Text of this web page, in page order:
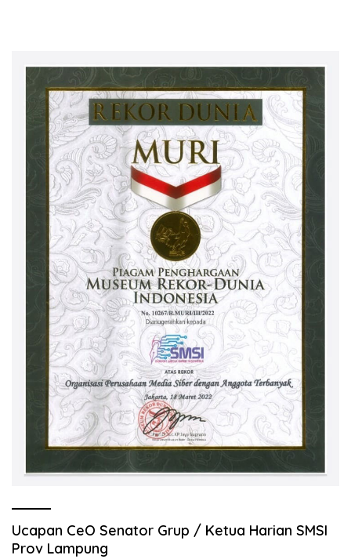
Ucapan CeO Senator Grup / Ketua Harian SMSI
Prov Lampung